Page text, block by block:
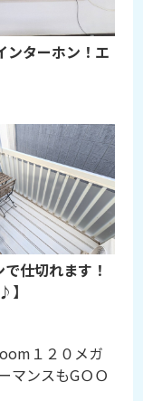
ンターホン！エ
仕切れます！
】
１２０メガ
マンスもGＯＯ